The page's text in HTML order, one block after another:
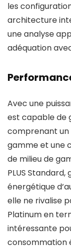
les
architecture
une analyse
adéquation
Avec une
est capable de
comprenant un
gamme et une
de milieu de
PLUS
énergétique
elle ne rivalise
Platinum en
intéressante
consommation